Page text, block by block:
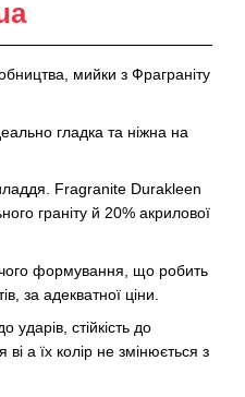
мийки з Фраграніту
гладка та ніжна на
Fragranite Durakleen
граніту й 20% акрилової
формування, що робить
за адекватної ціни.
ударів, стійкість до
а їх колір не змінюється з